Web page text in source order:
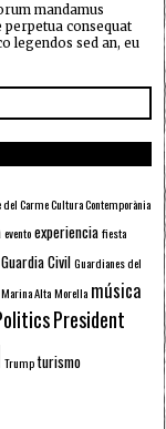
mandamus
perpetua consequat
legendos sed an, eu
del Carme Cultura Contemporània
evento experiencia fiesta
Guardia Civil Guardianes del
Marina Alta Morella música
President
Trump turismo